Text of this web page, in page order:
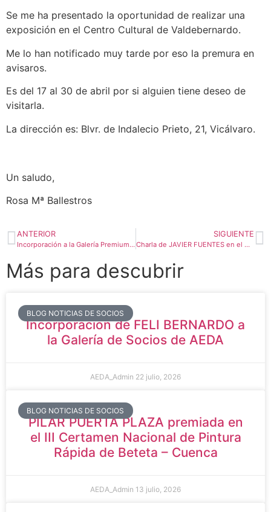
Se me ha presentado la oportunidad de realizar una
exposición en el Centro Cultural de Valdebernardo.
Me lo han notificado muy tarde por eso la premura en
avisaros.
Es del 17 al 30 de abril por si alguien tiene deseo de
visitarla.
La dirección es: Blvr. de Indalecio Prieto, 21, Vicálvaro.
Un saludo,
Rosa Mª Ballestros
ANTERIOR
Incorporación a la Galería Premium de los premios de la «5ª Exposición Participativa de los socios de AEDA»
SIGUIENTE
Charla de JAVIER FUENTES en el Hogar de Ávila en Madrid (jueves 24 de abril).
Más para descubrir
BLOG NOTICIAS DE SOCIOS
Incorporación de FELI BERNARDO a
la Galería de Socios de AEDA
AEDA_Admin 22 julio, 2026
BLOG NOTICIAS DE SOCIOS
PILAR PUERTA PLAZA premiada en
el III Certamen Nacional de Pintura
Rápida de Beteta – Cuenca
AEDA_Admin 13 julio, 2026